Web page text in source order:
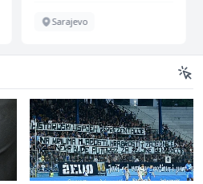
Inostranstvo